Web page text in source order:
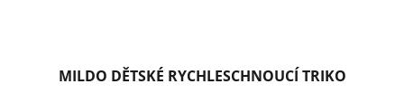
MILDO DĚTSKÉ RYCHLESCHNOUCÍ TRIKO